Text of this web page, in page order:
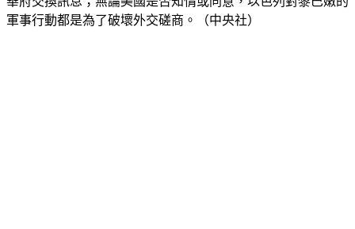
軍事行動都是為了破壞外交磋商。（中央社）